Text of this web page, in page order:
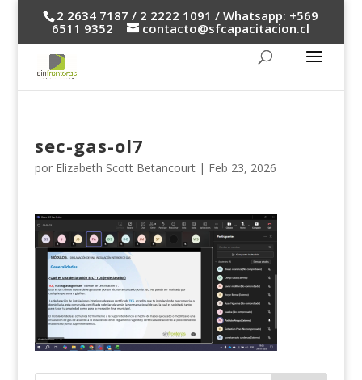
2 2634 7187 / 2 2222 1091 / Whatsapp: +569
6511 9352
contacto@sfcapacitacion.cl
sec-gas-ol7
por Elizabeth Scott Betancourt| Feb 23, 2026